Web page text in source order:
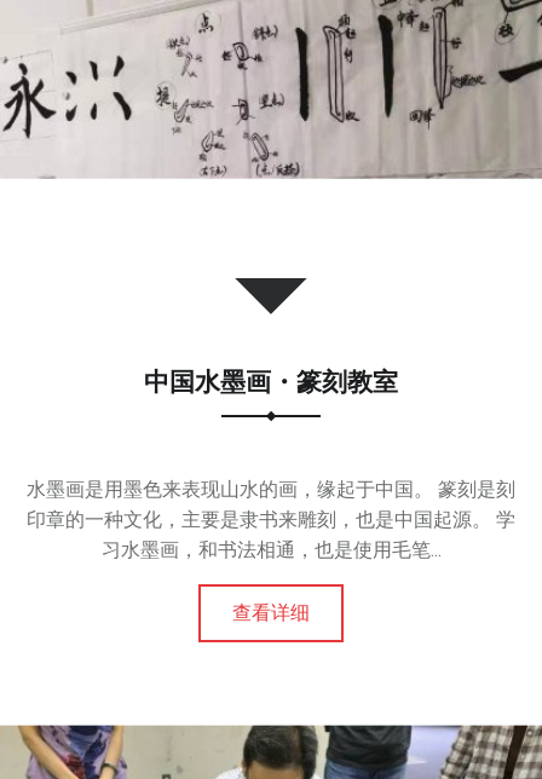
中国水墨画・篆刻教室
水墨画是用墨色来表现山水的画，缘起于中国。 篆刻是刻
印章的一种文化，主要是隶书来雕刻，也是中国起源。 学
习水墨画，和书法相通，也是使用毛笔...
查看详细